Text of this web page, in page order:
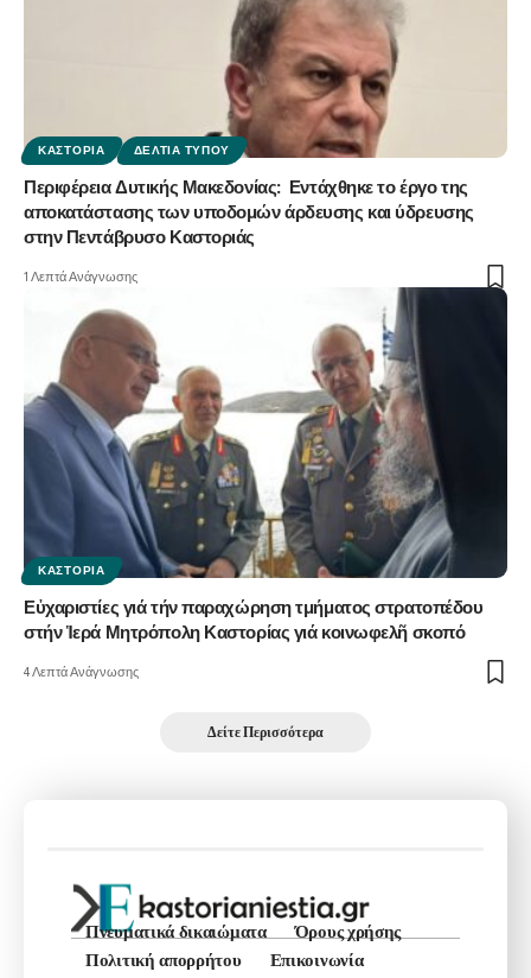
ΚΑΣΤΟΡΙΆ ΔΕΛΤΊΑ ΤΎΠΟΥ
Περιφέρεια Δυτικής Μακεδονίας: Εντάχθηκε το έργο της
αποκατάστασης των υποδομών άρδευσης και ύδρευσης
στην Πεντάβρυσο Καστοριάς
1 Λεπτά Ανάγνωσης
ΚΑΣΤΟΡΙΆ
Εὐχαριστίες γιά τήν παραχώρηση τμήματος στρατοπέδου
στήν Ἱερά Μητρόπολη Καστορίας γιά κοινωφελῆ σκοπό
4 Λεπτά Ανάγνωσης
Δείτε Περισσότερα
Πνευματικά δικαιώματα
Όρους χρήσης
Πολιτική απορρήτου
Επικοινωνία